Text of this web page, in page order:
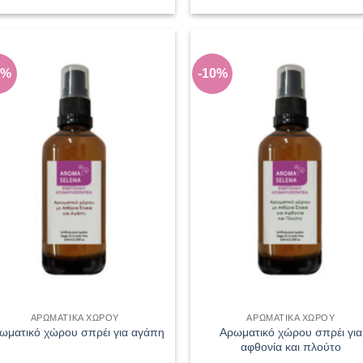
ΑΡΩΜΑΤΙΚΑ ΧΩΡΟΥ
χώρου σπρέι για αγάπη
-10%
ΑΡΩΜΑΤΙΚΑ ΧΩΡΟΥ
Αρωματικό χώρου σπρέι για
αφθονία και πλούτο